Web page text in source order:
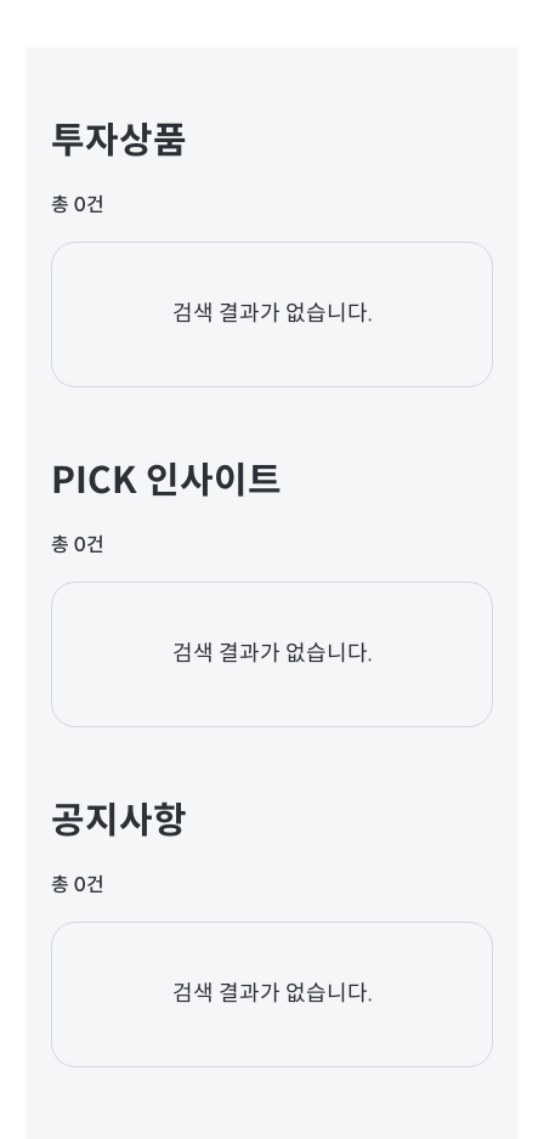
투자상품
총 0건
검색 결과가 없습니다.
PICK 인사이트
총 0건
검색 결과가 없습니다.
공지사항
총 0건
검색 결과가 없습니다.